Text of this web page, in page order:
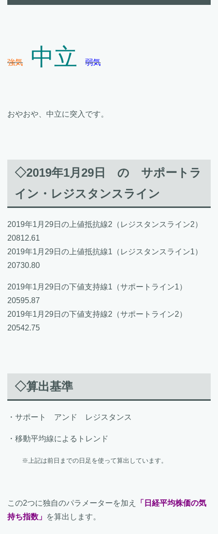
強気 中立 弱気
おやおや、中立に突入です。
◇2019年1月29日 の サポートラ
イン・レジスタンスライン
2019年1月29日の上値抵抗線2（レジスタンスライン2）
20812.61
2019年1月29日の上値抵抗線1（レジスタンスライン1）
20730.80
2019年1月29日の下値支持線1（サポートライン1）
20595.87
2019年1月29日の下値支持線2（サポートライン2）
20542.75
◇算出基準
・サポート アンド レジスタンス
・移動平均線によるトレンド
※上記は前日までの日足を使って算出しています。
この2つに独自のパラメーターを加え
「日経平均株価の気
持ち指数」 を算出します。